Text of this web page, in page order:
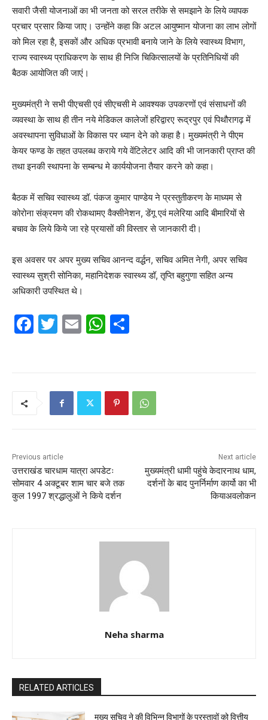
सवारी जैसी योजनाओं का भी जनता को सरल तरीके से समझाने के लिये व्यापक
प्रचार प्रसार किया जाए। उन्होंने कहा कि अटल आयुष्मान योजना का लाभ लोगों
को मिल रहा है, इसकों और अधिक प्रभावी बनाये जाने के लिये स्वास्थ्य विभाग,
राज्य स्वास्थ्य प्राधिकरण के साथ ही निजि चिकित्सालयों के प्रतिनिधियों की
बैठक आयोजित की जाएं।
मुख्यमंत्री ने सभी पीएचसी एवं सीएचसी मे आवश्यक उपकरणों एवं संसाधनों की
व्यवस्था के साथ ही तीन नये मेडिकल कालेजों हरिद्वारए रूद्रपुर एवं पिथौरागढ़ में
अवस्थापना सुविधाओं के विकास पर ध्यान देने को कहा है। मुख्यमंत्री ने पीएम
केयर फण्ड के तहत उपलब्ध कराये गये वेंटिलेटर आदि की भी जानकारी प्राप्त की
तथा इनकी स्थापना के सम्बन्ध मे कार्ययोजना तैयार करने को कहा।
बैठक में सचिव स्वास्थ्य डॉ. पंकज कुमार पाण्डेय ने प्रस्तुतीकरण के माध्यम से
कोरोना संक्रमण की रोकथामए वैक्सीनेशन, डेंगू एवं मलेरिया आदि बीमारियों से
बचाव के लिये किये जा रहे प्रयासों की विस्तार से जानकारी दी।
इस अवसर पर अपर मुख्य सचिव आनन्द वर्द्धन, सचिव अमित नेगी, अपर सचिव
स्वास्थ्य सुश्री सोनिका, महानिदेशक स्वास्थ्य डॉ, तृप्ति बहुगुणा सहित अन्य
अधिकारी उपस्थित थे।
F
k
T
E
W
A
p
Previous article
उत्तराखंड चारधाम यात्रा अपडेटः
सोमवार 4 अक्टूबर शाम चार बजे तक
कुल 1997 श्रद्धालुओं ने किये दर्शन
Next article
मुख्यमंत्री धामी पहुंचे केदारनाथ धाम,
दर्शनों के बाद पुनर्निर्माण कार्यो का भी
कियाअवलोकन
Neha sharma
RELATED ARTICLES
मुख्य सचिव ने की विभिन्न विभागों के प्रस्तावों को वित्तीय